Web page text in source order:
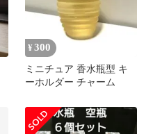
¥ 300
ミニチュア 香水瓶型 キ
ーホルダー チャーム